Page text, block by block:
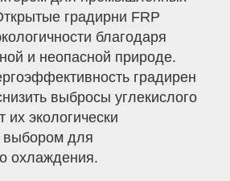
градирни FRP
благодаря
и неопасной природе.
градирен
выбросы углекислого
их экологически
выбором для
охлаждения.